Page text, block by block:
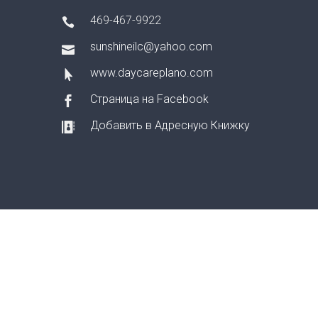
469-467-9922
sunshineilc@yahoo.com
www.daycareplano.com
Страница на Facebook
Добавить в Адресную Книжку